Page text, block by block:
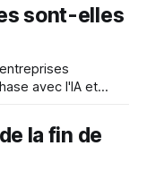
sont-elles
avec l'IA et
l’IA une
la fin de